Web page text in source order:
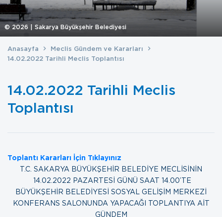
© 2026 | Sakarya Büyükşehir Belediyesi
Anasayfa
Meclis Gündem ve Kararları
14.02.2022 Tarihli Meclis Toplantısı
14.02.2022 Tarihli Meclis
Toplantısı
Toplantı Kararları İçin Tıklayınız
T.C. SAKARYA BÜYÜKŞEHİR BELEDİYE MECLİSİNİN
14.02.2022 PAZARTESİ GÜNÜ SAAT 14.00’TE
BÜYÜKŞEHİR BELEDİYESİ SOSYAL GELİŞİM MERKEZİ
KONFERANS SALONUNDA YAPACAĞI TOPLANTIYA AİT
GÜNDEM